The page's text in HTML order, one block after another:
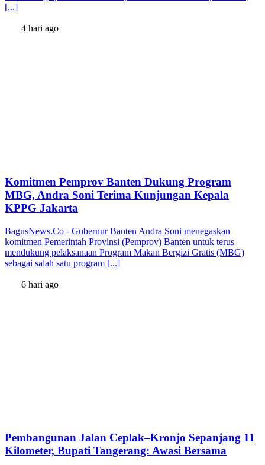
[...]
4 hari ago
Komitmen Pemprov Banten Dukung Program
MBG, Andra Soni Terima Kunjungan Kepala
KPPG Jakarta
BagusNews.Co - Gubernur Banten Andra Soni menegaskan
komitmen Pemerintah Provinsi (Pemprov) Banten untuk terus
mendukung pelaksanaan Program Makan Bergizi Gratis (MBG)
sebagai salah satu program [...]
6 hari ago
Pembangunan Jalan Ceplak–Kronjo Sepanjang 11
Kilometer, Bupati Tangerang: Awasi Bersama